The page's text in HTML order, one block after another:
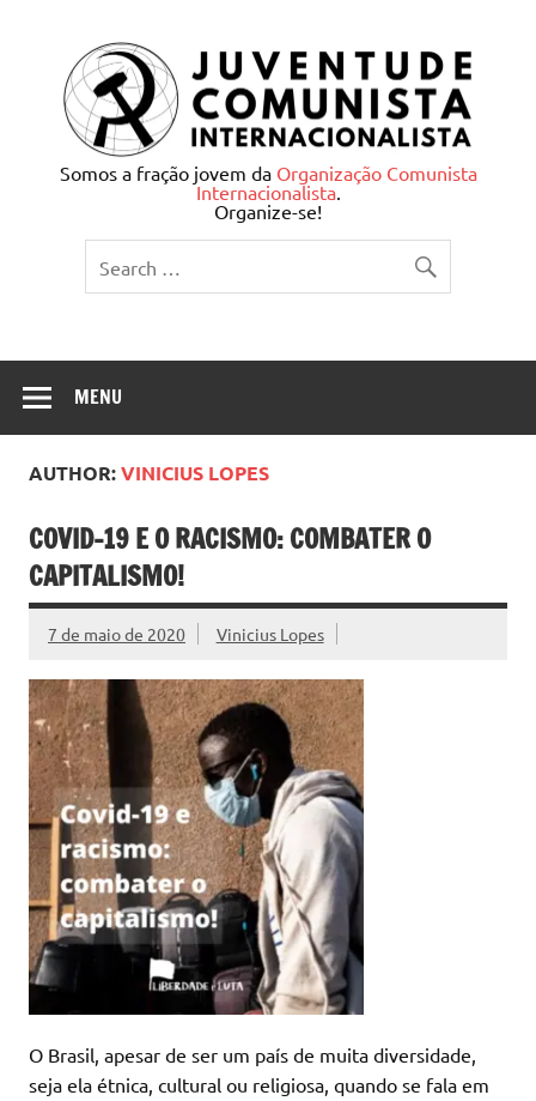
Juventude Comunista
Internacionalista
Somos a fração jovem da Organização Comunista
Internacionalista.
Organize-se!
MENU
AUTHOR:VINICIUS LOPES
COVID-19 E O RACISMO: COMBATER O
CAPITALISMO!
7 de maio de 2020 Vinicius Lopes
O Brasil, apesar de ser um país de muita diversidade,
seja ela étnica, cultural ou religiosa, quando se fala em